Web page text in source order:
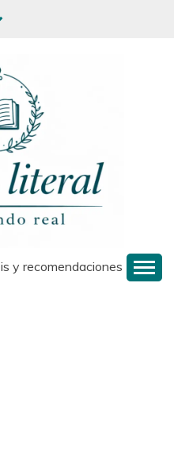
y recomendaciones